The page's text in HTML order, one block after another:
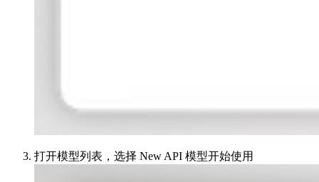
打开模型列表，选择 New API 模型开始使用